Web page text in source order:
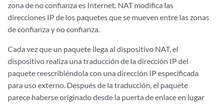
zona de no confianza es Internet. NAT modifica las
direcciones IP de los paquetes que se mueven entre las zonas
de confianza y no confianza.
Cada vez que un paquete llega al dispositivo NAT, el
dispositivo realiza una traducción de la dirección IP del
paquete reescribiéndola con una dirección IP especificada
para uso externo. Después de la traducción, el paquete
parece haberse originado desde la puerta de enlace en lugar